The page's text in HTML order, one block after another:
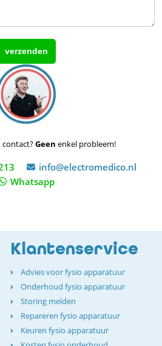
contact?Geen enkel probleem!
info@electromedico.nl
Whatsapp
Klantenservice
Advies voor fysio apparatuur
Onderhoud fysio apparatuur
Storing melden
Repareren fysio apparatuur
Keuren fysio apparatuur